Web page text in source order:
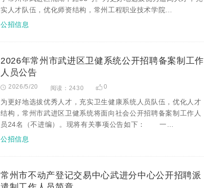
实人才队伍，优化师资结构，常州工程职业技术学院…
公招信息
2026年常州市武进区卫健系统公开招聘备案制工作
人员公告
2026/5/20 阅读：2430 0
为更好地选拔优秀人才，充实卫生健康系统人员队伍，优化人才
结构，常州市武进区卫健系统将面向社会公开招聘备案制工作人
员24名（不进编）。现将有关事项公告如下： 一…
公招信息
常州市不动产登记交易中心武进分中心公开招聘派